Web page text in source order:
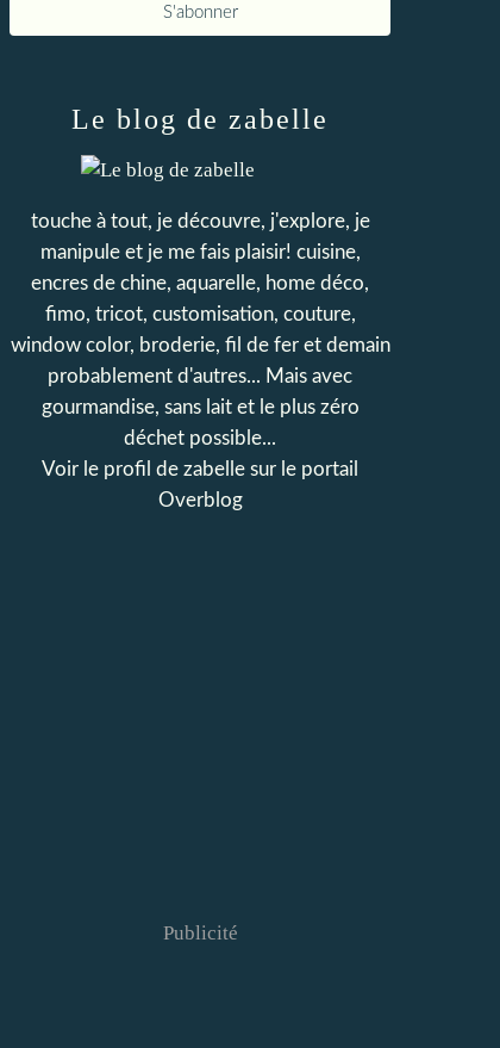
Le blog de zabelle
touche à tout, je découvre, j'explore, je
manipule et je me fais plaisir! cuisine,
encres de chine, aquarelle, home déco,
fimo, tricot, customisation, couture,
window color, broderie, fil de fer et demain
probablement d'autres... Mais avec
gourmandise, sans lait et le plus zéro
déchet possible...
Voir le profil de zabelle sur le portail
Overblog
Publicité